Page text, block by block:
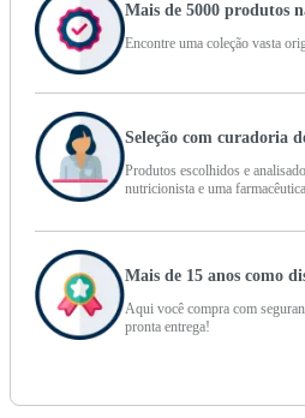
Mais de 5000 produtos
Encontre uma coleção vasta
Seleção com curadoria
Produtos escolhidos e
nutricionista e uma
Mais de 15 anos como
Aqui você compra com
pronta entrega!